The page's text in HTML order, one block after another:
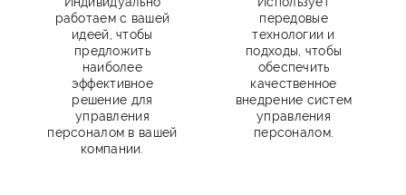
работаем с вашей
идеей, чтобы
предложить
наиболее
эффективное
решение для
управления
персоналом в вашей
компании.
передовые
технологии и
подходы, чтобы
обеспечить
качественное
внедрение систем
управления
персоналом.